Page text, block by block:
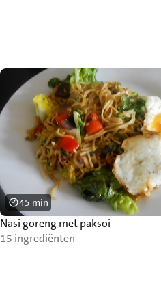
Nasi goreng met paksoi
15 ingrediënten
45 min